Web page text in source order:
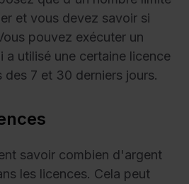
et vous devez savoir si
pouvez exécuter un
a utilisé une certaine licence
7 et 30 derniers jours.
savoir combien d'argent
les licences. Cela peut